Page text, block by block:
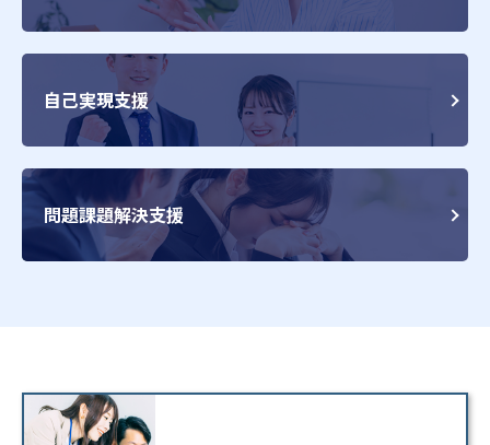
自己実現支援
問題課題解決支援